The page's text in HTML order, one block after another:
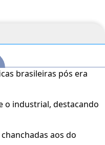
brasileiras pós era
o industrial, destacando
aos do